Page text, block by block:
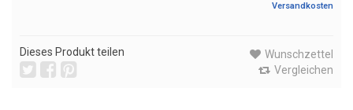
Versandkosten
Dieses Produkt teilen
Wunschzettel
Vergleichen